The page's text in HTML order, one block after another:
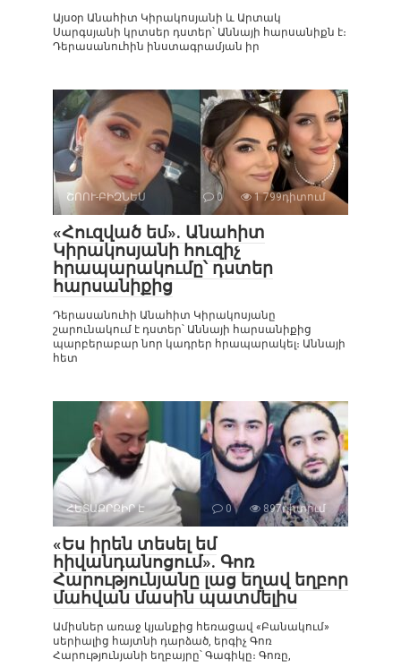
Այսօր Անահիտ Կիրակոսյանի և Արտակ
Սարգսյանի կրտսեր դստեր՝ Աննայի հարսանիքն է։
Դերասանուհին ինստագրամյան իր
ՇՈՈՒ-ԲԻԶՆԵՍ 0 1 799դիտում
«Հուզված եմ». Անահիտ
Կիրակոսյանի հուզիչ
հրապարակումը՝ դստեր
հարսանիքից
Դերասանուհի Անահիտ Կիրակոսյանը
շարունակում է դստեր՝ Աննայի հարսանիքից
պարբերաբար նոր կադրեր հրապարակել։ Աննայի
հետ
ՀԵՏԱՔՐՔԻՐ Է 0 897դիտում
«Ես իրեն տեսել եմ
հիվանդանոցում». Գոռ
Հարությունյանը լաց եղավ եղբոր
մահվան մասին պատմելիս
Ամիսներ առաջ կյանքից հեռացավ «Բանակում»
սերիալից հայտնի դարձած, երգիչ Գոռ
Հարությունյանի եղբայրը՝ Գագիկը։ Գոռը,